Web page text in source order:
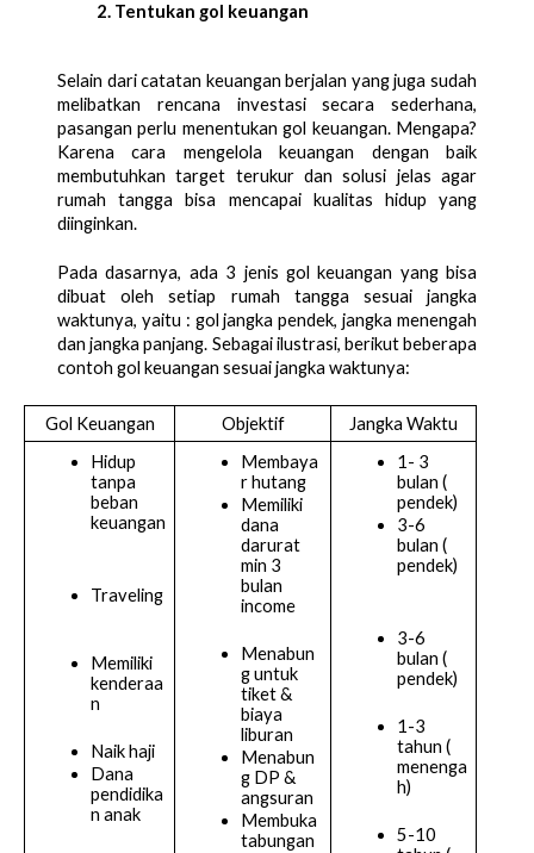
Tentukan gol keuangan
Selain dari catatan keuangan berjalan yang juga sudah
melibatkan rencana investasi secara sederhana,
pasangan perlu menentukan gol keuangan. Mengapa?
Karena cara mengelola keuangan dengan baik
membutuhkan target terukur dan solusi jelas agar
rumah tangga bisa mencapai kualitas hidup yang
diinginkan.
Pada dasarnya, ada 3 jenis gol keuangan yang bisa
dibuat oleh setiap rumah tangga sesuai jangka
waktunya, yaitu : gol jangka pendek, jangka menengah
dan jangka panjang. Sebagai ilustrasi, berikut beberapa
contoh gol keuangan sesuai jangka waktunya:
Gol Keuangan Objektif
Jangka Waktu
Hidup
tanpa
beban
keuangan
Traveling
Memiliki
kenderaa
n
Naik haji
Dana
pendidika
n anak
Membaya
r hutang
Memiliki
dana
darurat
min 3
bulan
income
Menabun
g untuk
tiket &
biaya
liburan
Menabun
g DP &
angsuran
Membuka
tabungan
1- 3
bulan (
pendek)
3-6
bulan (
pendek)
3-6
bulan (
pendek)
1-3
tahun (
menenga
h)
5-10